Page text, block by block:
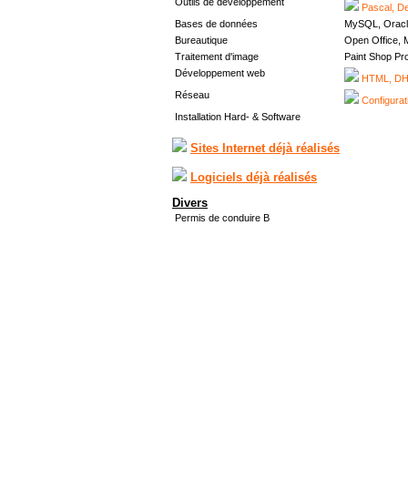
Pascal,
Bases de données
MySQL,
Bureautique
Open Office,
Traitement d'image
Paint Shop
Développement web
HTML,
Réseau
Installation Hard- & Software
Sites Internet déjà réalisés
Logiciels déjà réalisés
Divers
Permis de conduire B